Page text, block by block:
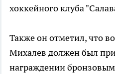
хоккейного клуба
Также он отметил, что
Михалев должен был
награждении